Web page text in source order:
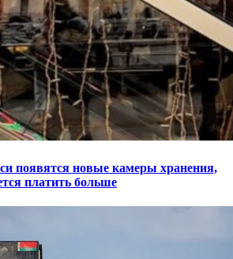
появятся новые камеры хранения,
платить больше